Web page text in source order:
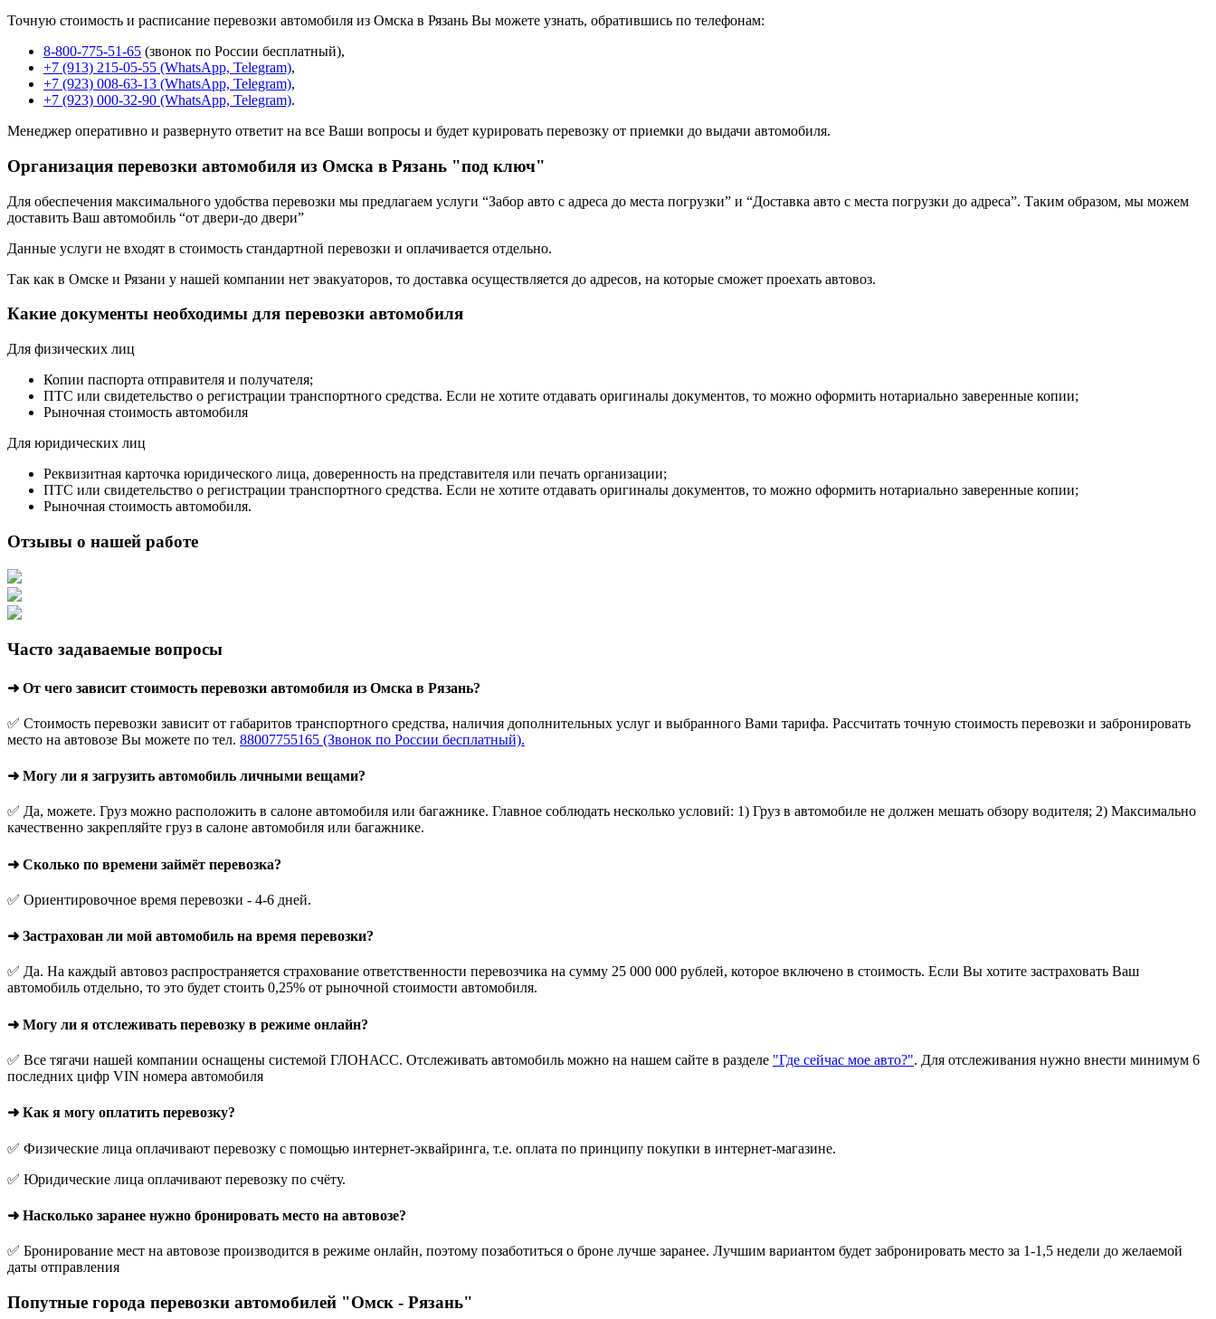
Точную стоимость и расписание перевозки автомобиля из Омска в Рязань Вы можете узнать, обратившись по телефонам:
8-800-775-51-65 (звонок по России бесплатный),
+7 (913) 215-05-55 (WhatsApp, Telegram),
+7 (923) 008-63-13 (WhatsApp, Telegram),
+7 (923) 000-32-90 (WhatsApp, Telegram).
Менеджер оперативно и развернуто ответит на все Ваши вопросы и будет курировать перевозку от приемки до выдачи автомобиля.
Организация перевозки автомобиля из Омска в Рязань "под ключ"
Для обеспечения максимального удобства перевозки мы предлагаем услуги “Забор авто с адреса до места погрузки” и “Доставка авто с места погрузки до адреса”. Таким образом, мы можем
доставить Ваш автомобиль “от двери-до двери”
Данные услуги не входят в стоимость стандартной перевозки и оплачивается отдельно.
Так как в Омске и Рязани у нашей компании нет эвакуаторов, то доставка осуществляется до адресов, на которые сможет проехать автовоз.
Какие документы необходимы для перевозки автомобиля
Для физических лиц
Копии паспорта отправителя и получателя;
ПТС или свидетельство о регистрации транспортного средства. Если не хотите отдавать оригиналы документов, то можно оформить нотариально заверенные копии;
Рыночная стоимость автомобиля
Для юридических лиц
Реквизитная карточка юридического лица, доверенность на представителя или печать организации;
ПТС или свидетельство о регистрации транспортного средства. Если не хотите отдавать оригиналы документов, то можно оформить нотариально заверенные копии;
Рыночная стоимость автомобиля.
Отзывы о нашей работе
Часто задаваемые вопросы
➜ От чего зависит стоимость перевозки автомобиля из Омска в Рязань?
✅ Стоимость перевозки зависит от габаритов транспортного средства, наличия дополнительных услуг и выбранного Вами тарифа. Рассчитать точную стоимость перевозки и забронировать
место на автовозе Вы можете по тел. 88007755165 (Звонок по России бесплатный).
➜ Могу ли я загрузить автомобиль личными вещами?
✅ Да, можете. Груз можно расположить в салоне автомобиля или багажнике. Главное соблюдать несколько условий: 1) Груз в автомобиле не должен мешать обзору водителя; 2) Максимально
качественно закрепляйте груз в салоне автомобиля или багажнике.
➜ Сколько по времени займёт перевозка?
✅ Ориентировочное время перевозки - 4-6 дней.
➜ Застрахован ли мой автомобиль на время перевозки?
✅ Да. На каждый автовоз распространяется страхование ответственности перевозчика на сумму 25 000 000 рублей, которое включено в стоимость. Если Вы хотите застраховать Ваш
автомобиль отдельно, то это будет стоить 0,25% от рыночной стоимости автомобиля.
➜ Могу ли я отслеживать перевозку в режиме онлайн?
✅ Все тягачи нашей компании оснащены системой ГЛОНАСС. Отслеживать автомобиль можно на нашем сайте в разделе "Где сейчас мое авто?". Для отслеживания нужно внести минимум 6
последних цифр VIN номера автомобиля
➜ Как я могу оплатить перевозку?
✅ Физические лица оплачивают перевозку с помощью интернет-эквайринга, т.е. оплата по принципу покупки в интернет-магазине.
✅ Юридические лица оплачивают перевозку по счёту.
➜ Насколько заранее нужно бронировать место на автовозе?
✅ Бронирование мест на автовозе производится в режиме онлайн, поэтому позаботиться о броне лучше заранее. Лучшим вариантом будет забронировать место за 1-1,5 недели до желаемой
даты отправления
Попутные города перевозки автомобилей "Омск - Рязань"